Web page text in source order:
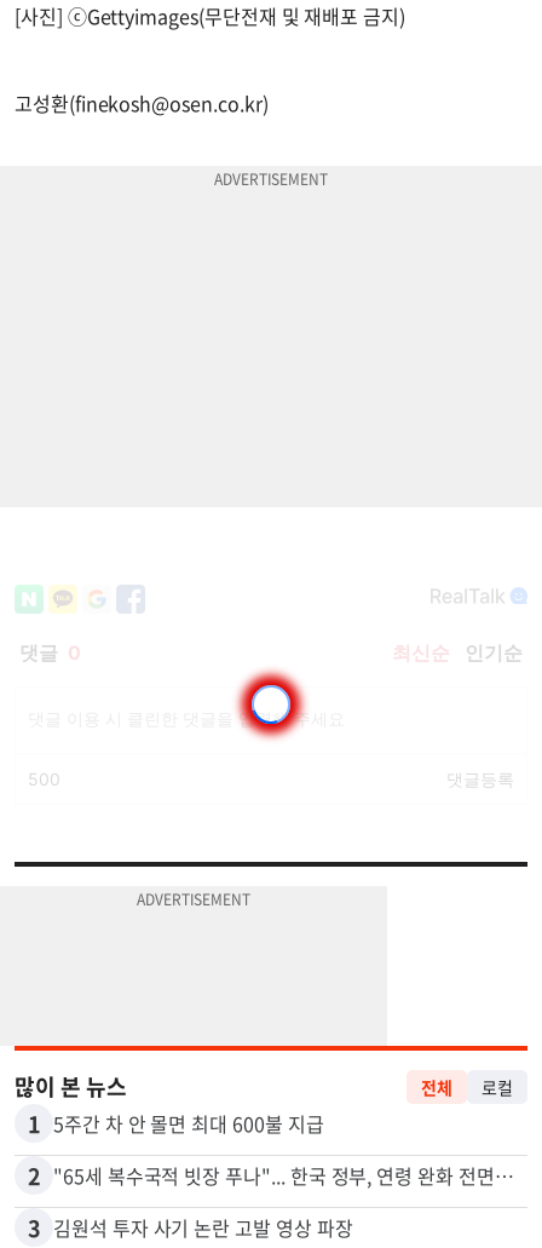
[사진] ⓒGettyimages(무단전재 및 재배포 금지)
고성환(finekosh@osen.co.kr)
1 5주간 차 안 몰면 최대 600불 지급
2